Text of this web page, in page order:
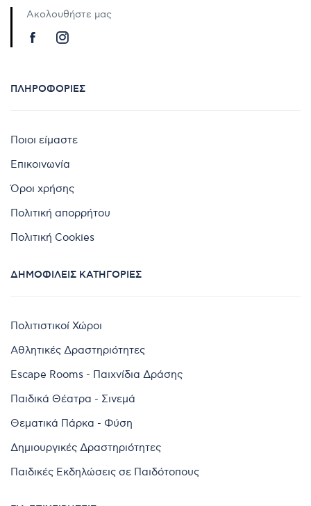
Ακολουθήστε μας
ΠΛΗΡΟΦΟΡΊΕΣ
Ποιοι είμαστε
Επικοινωνία
Όροι χρήσης
Πολιτική απορρήτου
Πολιτική Cookies
ΔΗΜΟΦΙΛΕΊΣ ΚΑΤΗΓΟΡΊΕΣ
Πολιτιστικοί Χώροι
Αθλητικές Δραστηριότητες
Escape Rooms - Παιχνίδια Δράσης
Παιδικά Θέατρα - Σινεμά
Θεματικά Πάρκα - Φύση
Δημιουργικές Δραστηριότητες
Παιδικές Εκδηλώσεις σε Παιδότοπους